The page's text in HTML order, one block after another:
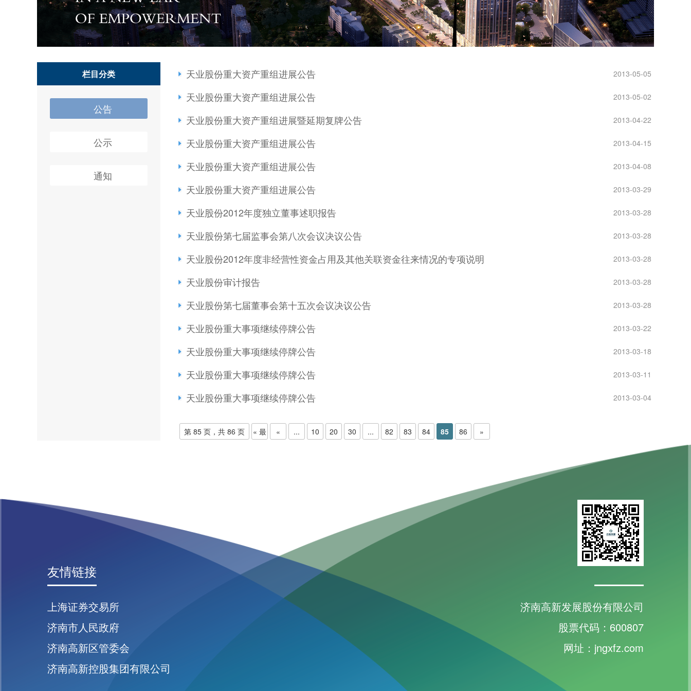
栏目分类
公告
公示
通知
2013-05-05
天业股份重大资产重组进展公告
2013-05-02
天业股份重大资产重组进展公告
2013-04-22
天业股份重大资产重组进展暨延期复牌公告
2013-04-15
天业股份重大资产重组进展公告
2013-04-08
天业股份重大资产重组进展公告
2013-03-29
天业股份重大资产重组进展公告
2013-03-28
天业股份2012年度独立董事述职报告
2013-03-28
天业股份第七届监事会第八次会议决议公告
2013-03-28
天业股份2012年度非经营性资金占用及其他关联资金往来情况的专项说明
2013-03-28
天业股份审计报告
2013-03-28
天业股份第七届董事会第十五次会议决议公告
2013-03-22
天业股份重大事项继续停牌公告
2013-03-18
天业股份重大事项继续停牌公告
2013-03-11
天业股份重大事项继续停牌公告
2013-03-04
天业股份重大事项继续停牌公告
第 85 页，共 86 页
« 最
« ... 10 20 30 ... 82 83 84 85 86 »
友情链接
上海证券交易所
济南市人民政府
济南高新区管委会
济南高新控股集团有限公司
济南高新发展股份有限公司
股票代码：600807
网址：jngxfz.com